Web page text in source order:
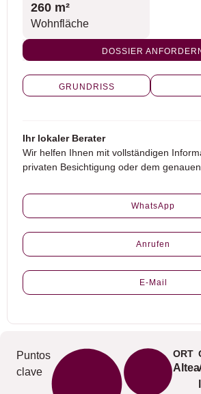
260 m²
Wohnfläche
DOSSIER
GRUNDRISS
Ihr lokaler Berater
Wir helfen Ihnen mit vollständigen
privaten Besichtigung oder dem
WhatsApp
Anrufen
E-Mail
Puntos
clave
ORT
Altea